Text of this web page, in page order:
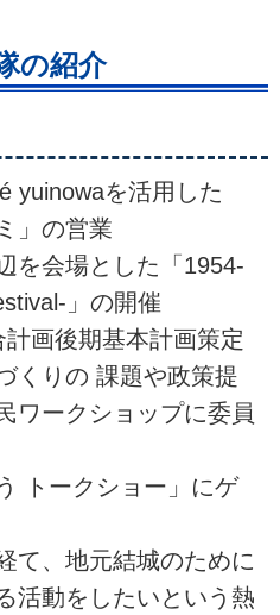
の紹介
yuinowaを活用した
」の営業
を会場とした「1954-
」の開催
画後期基本計画策定
くりの 課題や政策提
ワークショップに委員
トークショー」にゲ
て、地元結城のために
活動をしたいという熱